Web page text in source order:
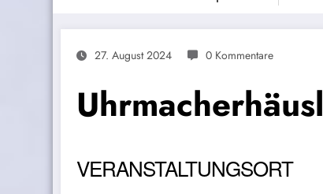
27. August 2024 0 Kommentare
Uhrmacherhäusl
VERANSTALTUNGSORT